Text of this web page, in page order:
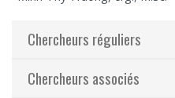
Membres
Étudiants
Chercheurs réguliers
Chercheurs associés